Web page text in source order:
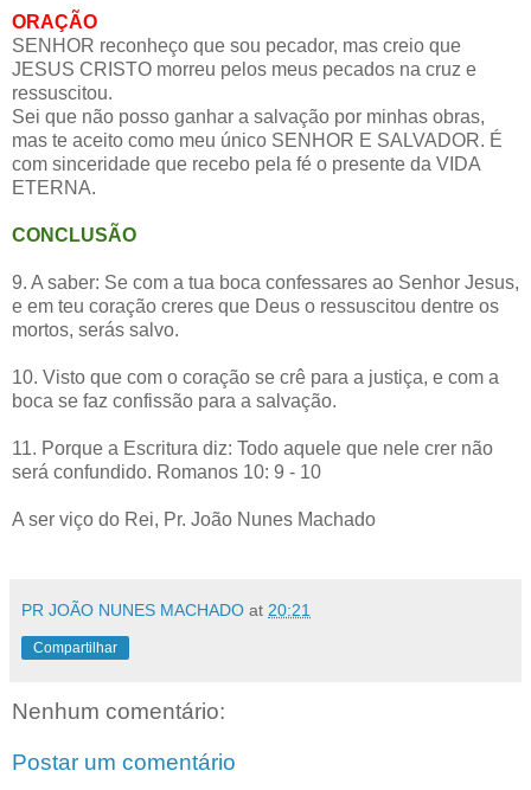
ORAÇÃO
SENHOR reconheço que sou pecador, mas creio que
JESUS CRISTO morreu pelos meus pecados na cruz e
ressuscitou.
Sei que não posso ganhar a salvação por minhas obras,
mas te aceito como meu único SENHOR E SALVADOR. É
com sinceridade que recebo pela fé o presente da VIDA
ETERNA.
CONCLUSÃO
9. A saber: Se com a tua boca confessares ao Senhor Jesus,
e em teu coração creres que Deus o ressuscitou dentre os
mortos, serás salvo.
10. Visto que com o coração se crê para a justiça, e com a
boca se faz confissão para a salvação.
11. Porque a Escritura diz: Todo aquele que nele crer não
será confundido. Romanos 10: 9 - 10
A ser viço do Rei, Pr. João Nunes Machado
PR JOÃO NUNES MACHADO at 20:21
Compartilhar
Nenhum comentário:
Postar um comentário